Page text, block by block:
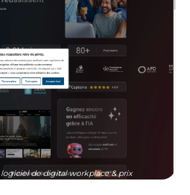
logiciel de digital workplace & prix